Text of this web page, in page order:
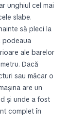
unghiul cel mai
slabe.
să pleci la
podeaua
ale barelor
Dacă
sau măcar o
are un
și unde a fost
complet în